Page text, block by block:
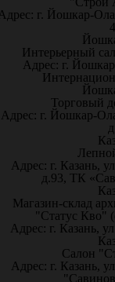
г. Йошкар-
Интерьерный
Адрес: г.
Торговый
Адрес: г. Йошкар-
Адрес: г. Казань,
д.93, ТК
Магазин-склад
"Статус Кво"
Адрес: г. Казань,
Салон
Адрес: г. Казань,